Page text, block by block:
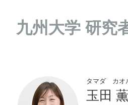
九州大学 研究
タマダ カオ
玉田 薫